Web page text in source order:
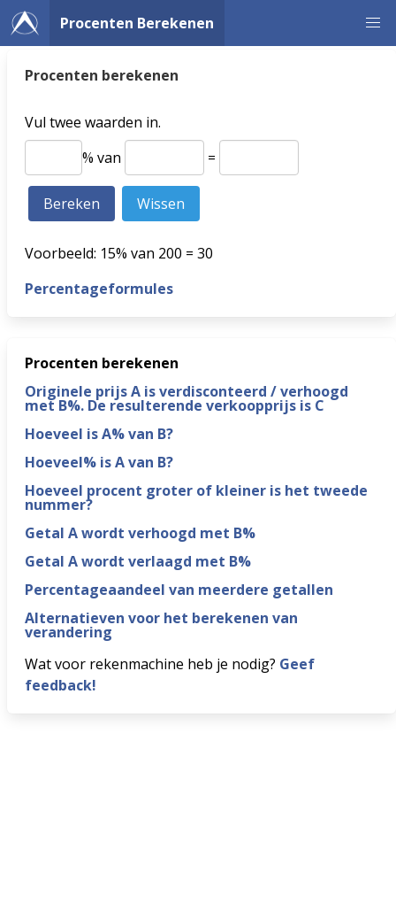
Procenten Berekenen
Procenten berekenen
Vul twee waarden in.
% van
=
Voorbeeld: 15% van 200 = 30
Percentageformules
Procenten berekenen
Originele prijs A is verdisconteerd / verhoogd
met B%. De resulterende verkoopprijs is C
Hoeveel is A% van B?
Hoeveel% is A van B?
Hoeveel procent groter of kleiner is het tweede
nummer?
Getal A wordt verhoogd met B%
Getal A wordt verlaagd met B%
Percentageaandeel van meerdere getallen
Alternatieven voor het berekenen van
verandering
Wat voor rekenmachine heb je nodig? Geef
feedback!